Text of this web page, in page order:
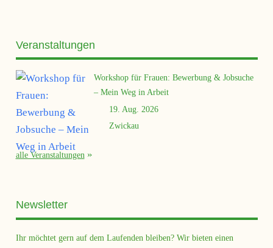
Veranstaltungen
Workshop für Frauen: Bewerbung & Jobsuche
– Mein Weg in Arbeit
19. Aug. 2026
Zwickau
alle Veranstaltungen
Newsletter
Ihr möchtet gern auf dem Laufenden bleiben? Wir bieten einen